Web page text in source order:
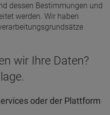
dessen Bestimmungen und
werden. Wir haben
wir Ihre Daten?
oder der Plattform